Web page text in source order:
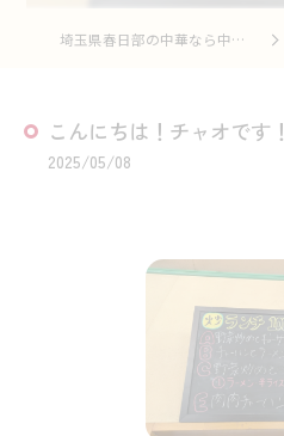
埼玉県春日部の中華なら中華市場 炒
こんにちは！チャオです！
2025/05/08